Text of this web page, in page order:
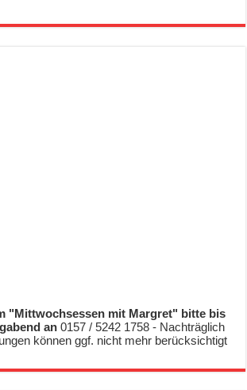
"Mittwochsessen mit Margret" bitte bis
an0157 / 5242 1758 - Nachträglich
können ggf. nicht mehr berücksichtigt